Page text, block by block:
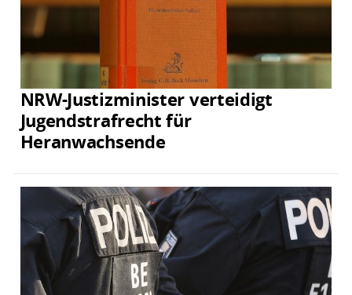
NRW-Justizminister verteidigt
Jugendstrafrecht für
Heranwachsende